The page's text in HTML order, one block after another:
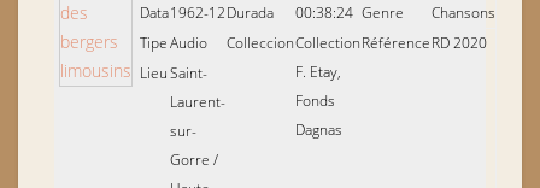
Data1962-12
TipeAudio
LieuSaint-
Laurent-
sur-
Gorre /
Durada
00:38:24
ColleccionCollection
F. Etay,
Fonds
Dagnas
Genre
Chansons
RéférenceRD 2020